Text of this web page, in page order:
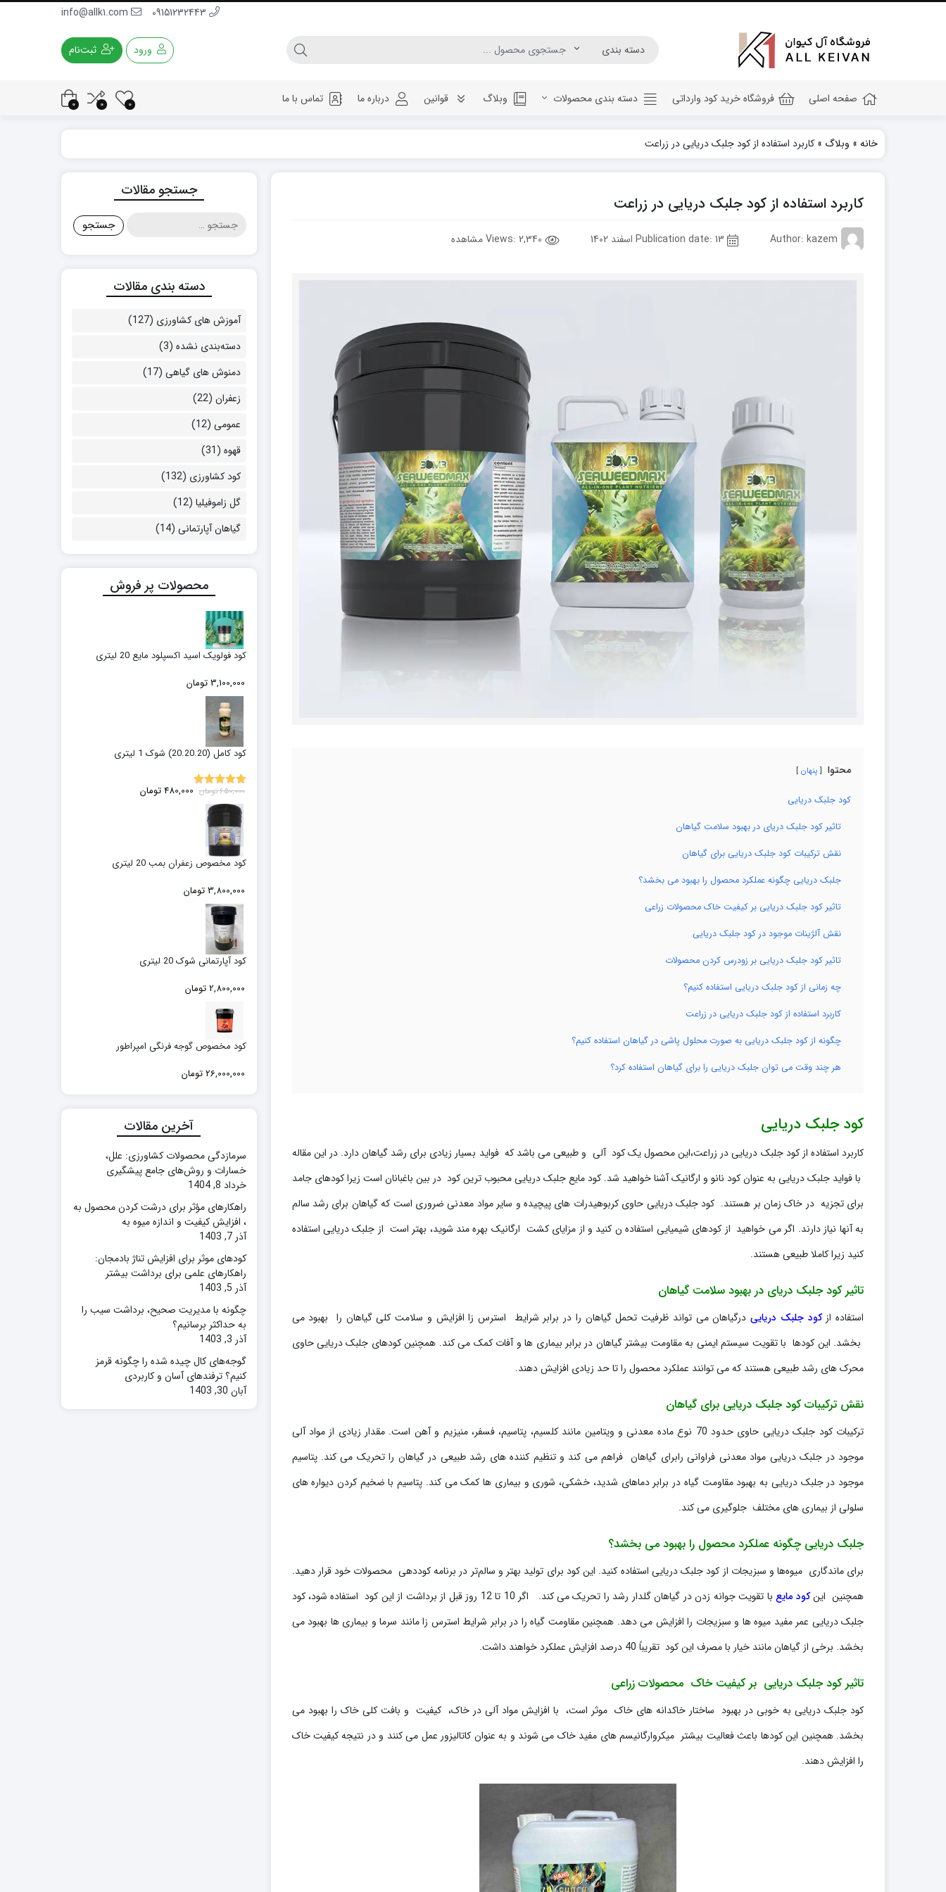
ورود ثبت‌نام
صفحه اصلی فروشگاه خرید کود وارداتی دسته بندی محصولات
کود کامل ۲۰ ۲۰ ۲۰
کود npk
کود آهن
وبلاگ قوانین درباره ما تماس با ما 0
0
0
خانه » وبلاگ » کاربرد استفاده از کود جلبک دریایی در زراعت
کاربرد استفاده از کود جلبک دریایی در زراعت
Author: kazem 2,340 مشاهده
محتوا پنهان
کود جلبک دریایی
تاثیر کود جلبک دریای در بهبود سلامت گیاهان
نقش ترکیبات کود جلبک دریایی برای گیاهان
جلبک دریایی چگونه عملکرد محصول را بهبود می بخشد؟
تاثیر کود جلبک دریایی بر کیفیت خاک محصولات زراعی
نقش آلژینات موجود در کود جلبک دریایی
تاثیر کود جلبک دریایی بر زودرس کردن محصولات
چه زمانی از کود جلبک دریایی استفاده کنیم؟
کاربرد استفاده از کود جلبک دریایی در زراعت
چگونه از کود جلبک دریایی به صورت محلول پاشی در گیاهان استفاده کنیم؟
هر چند وقت می توان جلبک دریایی را برای گیاهان استفاده کرد؟
کود جلبک دریایی
کاربرد استفاده از کود جلبک دریایی در زراعت،این محصول یک کود آلی و طبیعی می باشد که فواید بسیار زیادی برای رشد گیاهان دارد. در این مقاله
با فواید جلبک دریایی به عنوان کود نانو و ارگانیک آشنا خواهید شد. کود مایع جلبک دریایی محبوب ترین کود در بین باغبانان است زیرا کودهای جامد
برای تجزیه در خاک زمان بر هستند. کود جلبک دریایی حاوی کربوهیدرات های پیچیده و سایر مواد معدنی ضروری است که گیاهان برای رشد سالم
به آنها نیاز دارند. اگر می خواهید از کودهای شیمیایی استفاده ن کنید و از مزایای کشت ارگانیک بهره مند شوید، بهتر است از جلبک دریایی استفاده
کنید زیرا کاملا طبیعی هستند.
تاثیر کود جلبک دریای در بهبود سلامت گیاهان
استفاده ازکود جلبک دریایی درگیاهان می تواند ظرفیت تحمل گیاهان را در برابر شرایط استرس زا افزایش و سلامت کلی گیاهان را بهبود می
بخشد. این کودها با تقویت سیستم ایمنی به مقاومت بیشتر گیاهان در برابر بیماری ها و آفات کمک می کند. همچنین کودهای جلبک دریایی حاوی
محرک های رشد طبیعی هستند که می توانند عملکرد محصول را تا حد زیادی افزایش دهند.
نقش ترکیبات کود جلبک دریایی برای گیاهان
ترکیبات کود جلبک دریایی حاوی حدود 70 نوع ماده معدنی و ویتامین مانند کلسیم، پتاسیم، فسفر، منیزیم و آهن است. مقدار زیادی از مواد آلی
موجود در جلبک دریایی مواد معدنی فراوانی رابرای گیاهان فراهم می کند و تنظیم کننده های رشد طبیعی در گیاهان را تحریک می کند. پتاسیم
موجود در جلبک دریایی به بهبود مقاومت گیاه در برابر دماهای شدید، خشکی، شوری و بیماری ها کمک می کند. پتاسیم با ضخیم کردن دیواره های
سلولی از بیماری های مختلف جلوگیری می کند.
جلبک دریایی چگونه عملکرد محصول را بهبود می بخشد؟
برای ماندگاری میوه‌ها و سبزیجات از کود جلبک دریایی استفاده کنید. این کود برای تولید بهتر و سالم‌تر در برنامه کوددهی محصولات خود قرار دهید.
همچنین اینکود مایع
با تقویت جوانه زدن در گیاهان گلدار رشد را تحریک می کند. اگر 10 تا 12 روز قبل از برداشت از این کود استفاده شود، کود
جلبک دریایی عمر مفید میوه ها و سبزیجات را افزایش می دهد. همچنین مقاومت گیاه را در برابر شرایط استرس زا مانند سرما و بیماری ها بهبود می
بخشد. برخی از گیاهان مانند خیار با مصرف این کود تقریباً 40 درصد افزایش عملکرد خواهند داشت.
تاثیر کود جلبک دریایی بر کیفیت خاک محصولات زراعی
کود جلبک دریایی به خوبی در بهبود ساختار خاکدانه های خاک موثر است، با افزایش مواد آلی در خاک، کیفیت و بافت کلی خاک را بهبود می
بخشد. همچنین این کودها باعث فعالیت بیشتر میکروارگانیسم های مفید خاک می شوند و به عنوان کاتالیزور عمل می کنند و در نتیجه کیفیت خاک
را افزایش دهند.
جستجو مقالات
جستجو
برای:
دسته بندی مقالات
آموزش های کشاورزی (127)
دسته‌بندی نشده (3)
دمنوش های گیاهی (17)
زعفران (22)
عمومی (12)
قهوه (31)
کود کشاورزی (132)
گل زاموفیلیا (12)
گیاهان آپارتمانی (14)
محصولات پر فروش
کود فولویک اسید اکسپلود مایع 20 لیتری
3,100,000 تومان
کود کامل (20.20.20) شوک 1 لیتری
نمره5.00
از 5
650,000تومان قیمت
480,000 تومان
کود مخصوص زعفران بمب 20 لیتری
3,800,000 تومان
کود آپارتمانی شوک 20 لیتری
2,800,000 تومان
کود مخصوص گوجه فرنگی امپراطور
26,000,000 تومان
آخرین مقالات
سرمازدگی محصولات کشاورزی: علل،
خسارات و روش‌های جامع پیشگیری
خرداد 8, 1404
راهکارهای مؤثر برای درشت کردن محصول به
، افزایش کیفیت و اندازه میوه به
آذر 7, 1403
کودهای موثر برای افزایش تناژ بادمجان:
راهکارهای علمی برای برداشت بیشتر
آذر 5, 1403
چگونه با مدیریت صحیح، برداشت سیب را
به حداکثر برسانیم؟
آذر 3, 1403
گوجه‌های کال چیده شده را چگونه قرمز
کنیم؟ ترفندهای آسان و کاربردی
آبان 30, 1403